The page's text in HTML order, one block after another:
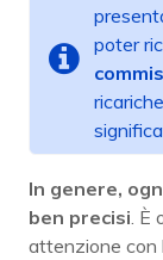
poter
In genere,
ben precisi .
attenzione con